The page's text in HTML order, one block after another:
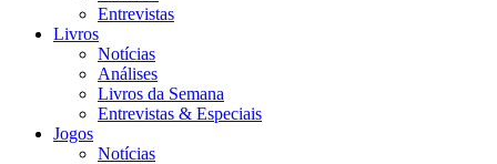
Entrevistas
Livros
Notícias
Análises
Livros da Semana
Entrevistas & Especiais
Jogos
Notícias